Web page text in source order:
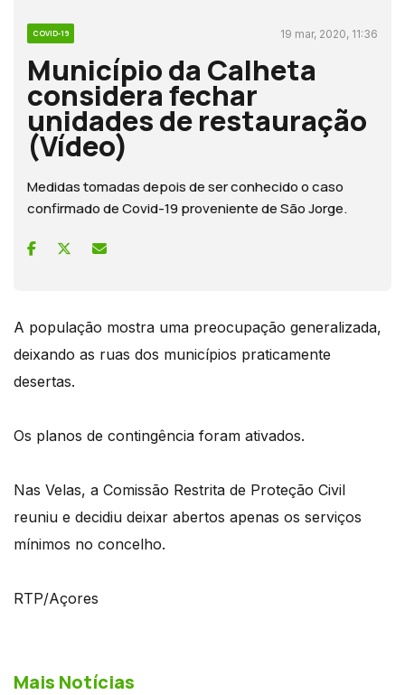
COVID-19 19 mar, 2020, 11:36
Município da Calheta
considera fechar
unidades de restauração
(Vídeo)
Medidas tomadas depois de ser conhecido o caso
confirmado de Covid-19 proveniente de São Jorge.
A população mostra uma preocupação generalizada,
deixando as ruas dos municípios praticamente
desertas.
Os planos de contingência foram ativados.
Nas Velas, a Comissão Restrita de Proteção Civil
reuniu e decidiu deixar abertos apenas os serviços
mínimos no concelho.
RTP/Açores
Mais Notícias